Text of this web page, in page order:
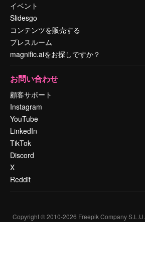
イベント
Slidesgo
コンテンツを販売する
プレスルーム
magnific.aiをお探しですか？
お問い合わせ
顧客サポート
Instagram
YouTube
LinkedIn
TikTok
Discord
X
Reddit
Copyright © 2010-2026 Freepik Company S.L.U.